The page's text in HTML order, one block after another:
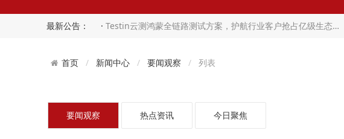
最新公告： · Testin云测鸿蒙全链路测试方案，护航行业客户抢占亿级生态…
首页 新闻中心 要闻观察 列表
要闻观察 热点资讯 今日聚焦